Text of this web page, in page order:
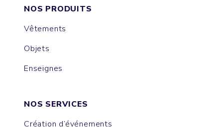
NOS PRODUITS
Vêtements
Objets
Enseignes
NOS SERVICES
Création d’événements